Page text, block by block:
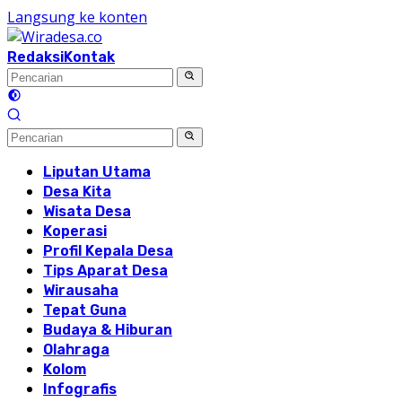
Langsung ke konten
RedaksiKontak
Liputan Utama
Desa Kita
Wisata Desa
Koperasi
Profil Kepala Desa
Tips Aparat Desa
Wirausaha
Tepat Guna
Budaya & Hiburan
Olahraga
Kolom
Infografis